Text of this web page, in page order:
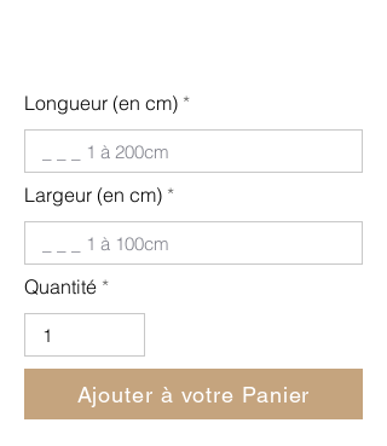
Longueur (en cm)
Largeur (en cm)
Quantité
Ajouter à votre Panier